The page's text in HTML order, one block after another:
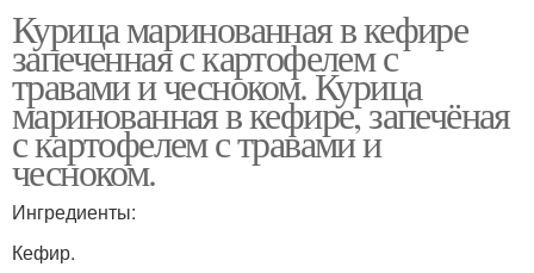
Курица маринованная в кефире
запеченная с картофелем с
травами и чесноком. Курица
маринованная в кефире, запечёная
с картофелем с травами и
чесноком.
Ингредиенты:
Кефир.